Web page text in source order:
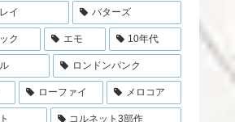
イ バターズ
ク エモ 10年代
ロンドンパンク
ローファイ メロコア
コルネット3部作